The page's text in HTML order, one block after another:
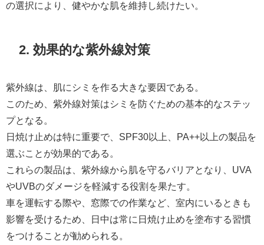
の選択により、健やかな肌を維持し続けたい。
2. 効果的な紫外線対策
紫外線は、肌にシミを作る大きな要因である。
このため、紫外線対策はシミを防ぐための基本的なステッ
プとなる。
日焼け止めは特に重要で、SPF30以上、PA++以上の製品を
選ぶことが効果的である。
これらの製品は、紫外線から肌を守るバリアとなり、UVA
やUVBのダメージを軽減する役割を果たす。
車を運転する際や、窓際での作業など、室内にいるときも
影響を受けるため、日中は常に日焼け止めを塗布する習慣
をつけることが勧められる。